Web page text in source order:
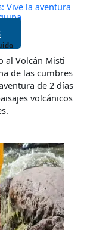
Vive la aventura
al Volcán Misti
de las cumbres
de 2 días
volcánicos